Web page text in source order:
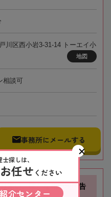
川区西小岩3-31-14 トーエイ小
地図
相談可
事務所にメールする
添い、確かな相続税申告
探しは、
お任せ ください
介センター